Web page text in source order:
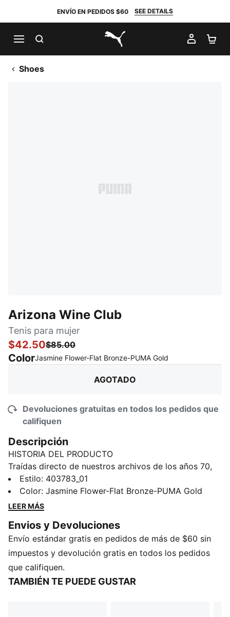
ENVÍO EN PEDIDOS $60 SEE DETAILS
PUMA.com
MI
Shoes
Arizona Wine Club
Tenis para mujer
$42.50$85.00
ColorJasmine Flower-Flat Bronze-PUMA Gold
AGOTADO
Devoluciones gratuitas en todos los pedidos que
califiquen
Descripción
HISTORIA DEL PRODUCTO
Traídas directo de nuestros archivos de los años 70,
los Arizona son unos tenis de entrenamiento de cuello
bajo, que fueron usadas para una gran variedad de
deportes. Ahora, las trajimos de vuelta para que las
entresuela de goma EVA y una puntera con diseño
retro, estos tenis te ofrecen estilo atemporal y
comodidad para todo el día.
DETALLES
Calce regular
Estilo: 403783_01
Color: Jasmine Flower-Flat Bronze-PUMA Gold
LEER MÁS
Envios y Devoluciones
Envío estándar gratis en pedidos de más de $60 sin
impuestos y devolución gratis en todos los pedidos
que califiquen.
TAMBIÉN TE PUEDE GUSTAR